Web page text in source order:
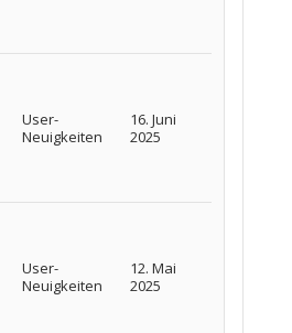
User-
Neuigkeiten
16. Juni
2025
User-
Neuigkeiten
12. Mai
2025